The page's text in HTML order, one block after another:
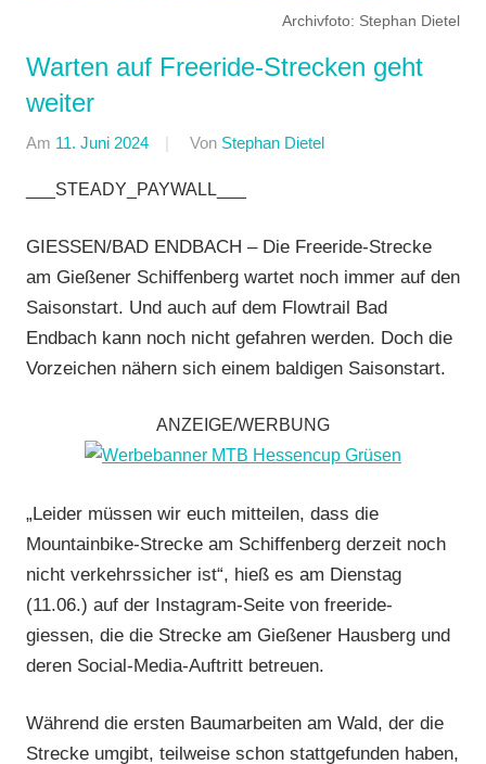
Archivfoto: Stephan Dietel
Warten auf Freeride-Strecken geht
weiter
Am 11. Juni 2024 Von Stephan Dietel
Bad
Endbach,
Mountainbike
RSG
Gießen
Wieseck
Vereine
___STEADY_PAYWALL___
GIESSEN/BAD ENDBACH – Die Freeride-Strecke
am Gießener Schiffenberg wartet noch immer auf den
Saisonstart. Und auch auf dem Flowtrail Bad
Endbach kann noch nicht gefahren werden. Doch die
Vorzeichen nähern sich einem baldigen Saisonstart.
ANZEIGE/WERBUNG
„Leider müssen wir euch mitteilen, dass die
Mountainbike-Strecke am Schiffenberg derzeit noch
nicht verkehrssicher ist“, hieß es am Dienstag
(11.06.) auf der Instagram-Seite von freeride-
giessen, die die Strecke am Gießener Hausberg und
deren Social-Media-Auftritt betreuen.
Während die ersten Baumarbeiten am Wald, der die
Strecke umgibt, teilweise schon stattgefunden haben,